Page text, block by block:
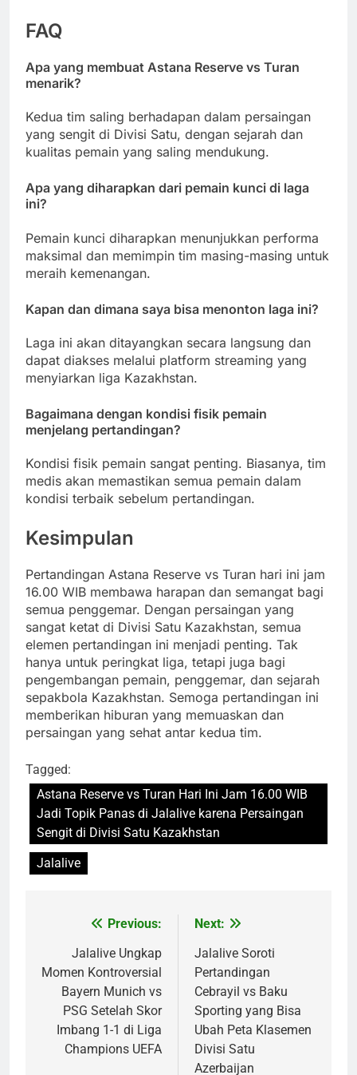
FAQ
Apa yang membuat Astana Reserve vs Turan
menarik?
Kedua tim saling berhadapan dalam persaingan
yang sengit di Divisi Satu, dengan sejarah dan
kualitas pemain yang saling mendukung.
Apa yang diharapkan dari pemain kunci di laga
ini?
Pemain kunci diharapkan menunjukkan performa
maksimal dan memimpin tim masing-masing untuk
meraih kemenangan.
Kapan dan dimana saya bisa menonton laga ini?
Laga ini akan ditayangkan secara langsung dan
dapat diakses melalui platform streaming yang
menyiarkan liga Kazakhstan.
Bagaimana dengan kondisi fisik pemain
menjelang pertandingan?
Kondisi fisik pemain sangat penting. Biasanya, tim
medis akan memastikan semua pemain dalam
kondisi terbaik sebelum pertandingan.
Kesimpulan
Pertandingan Astana Reserve vs Turan hari ini jam
16.00 WIB membawa harapan dan semangat bagi
semua penggemar. Dengan persaingan yang
sangat ketat di Divisi Satu Kazakhstan, semua
elemen pertandingan ini menjadi penting. Tak
hanya untuk peringkat liga, tetapi juga bagi
pengembangan pemain, penggemar, dan sejarah
sepakbola Kazakhstan. Semoga pertandingan ini
memberikan hiburan yang memuaskan dan
persaingan yang sehat antar kedua tim.
Tagged:
Astana Reserve vs Turan Hari Ini Jam 16.00 WIB
Jadi Topik Panas di Jalalive karena Persaingan
Sengit di Divisi Satu Kazakhstan
Jalalive
navigation
Previous:
Jalalive Ungkap
Momen Kontroversial
Bayern Munich vs
PSG Setelah Skor
Imbang 1-1 di Liga
Champions UEFA
Next:
Jalalive Soroti
Pertandingan
Cebrayil vs Baku
Sporting yang Bisa
Ubah Peta Klasemen
Divisi Satu
Azerbaijan